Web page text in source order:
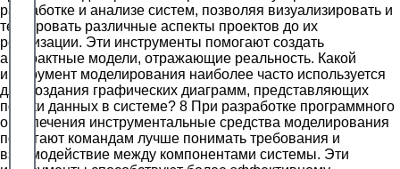
разработке и анализе систем, позволяя визуализировать и
тестировать различные аспекты проектов до их
реализации. Эти инструменты помогают создать
абстрактные модели, отражающие реальность. Какой
инструмент моделирования наиболее часто используется
для создания графических диаграмм, представляющих
потоки данных в системе? 8 При разработке программного
обеспечения инструментальные средства моделирования
помогают командам лучше понимать требования и
взаимодействие между компонентами системы. Эти